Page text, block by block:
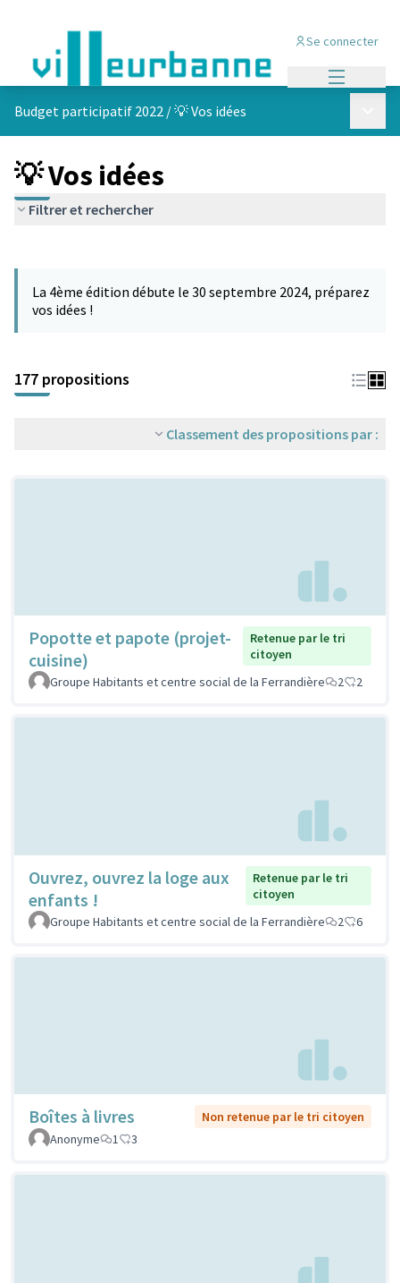
Se connecter
Budget participatif 2022 /💡 Vos idées
💡 Vos idées
Filtrer et rechercher
−
La 4ème édition débute le 30 septembre 2024, préparez
vos idées !
177 propositions
Classement des propositions par :
Popotte et papote (projet-
cuisine)
Retenue par le tri
citoyen
Groupe Habitants et centre social de la Ferrandière
2 2
Ouvrez, ouvrez la loge aux
enfants !
Retenue par le tri
citoyen
Groupe Habitants et centre social de la Ferrandière
2 6
Boîtes à livres
Non retenue par le tri citoyen
Anonyme
1 3